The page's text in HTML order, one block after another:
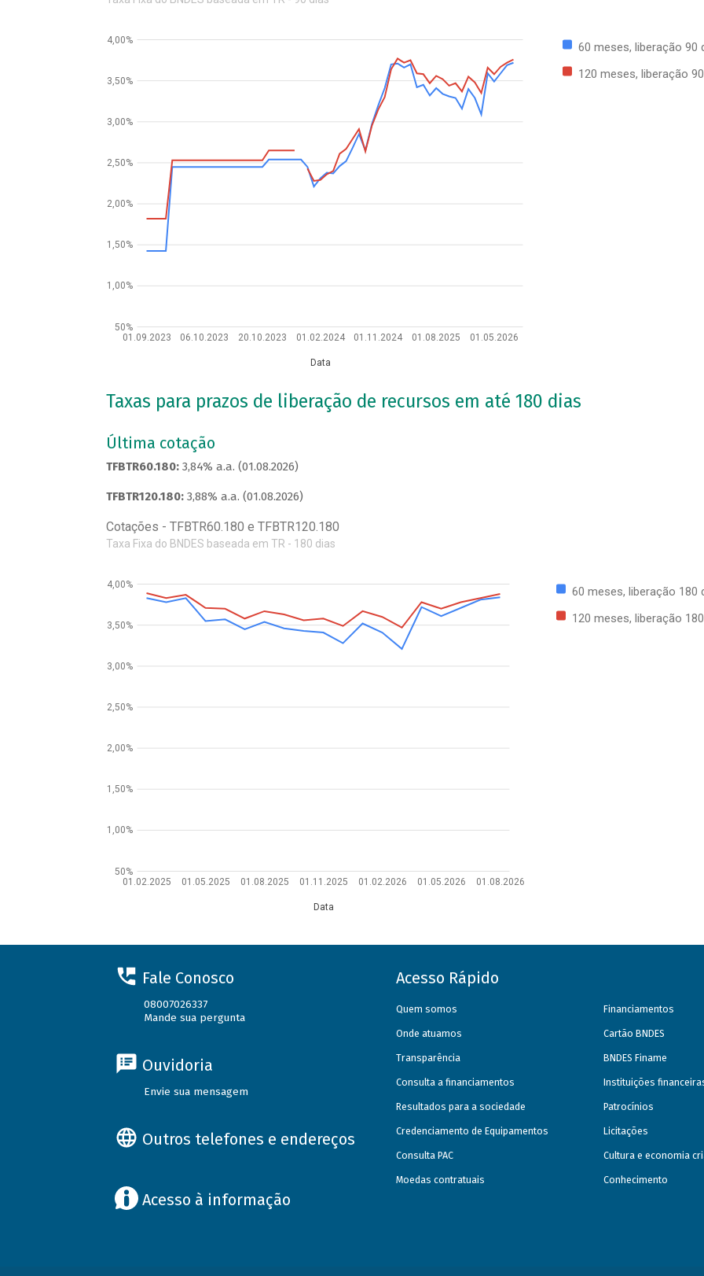
60 meses, liberação 90
120 meses, liberação
01.09.2023 06.10.2023 20.10.2023 01.02.2024 01.11.2024 01.08.2025 01.05.2026
Data
50%
1,00%
1,50%
2,00%
2,50%
3,00%
3,50%
4,00%
Taxas para prazos de liberação de recursos em até 180 dias
Última cotação
TFBTR60.180: 3,84% a.a. (01.08.2026)
TFBTR120.180: 3,88% a.a. (01.08.2026)
Cotações - TFBTR60.180 e TFBTR120.180
Taxa Fixa do BNDES baseada em TR - 180 dias
60 meses, liberação 180
120 meses, liberação
01.02.2025 01.05.2025 01.08.2025 01.11.2025 01.02.2026 01.05.2026 01.08.2026
Data
50%
1,00%
1,50%
2,00%
2,50%
3,00%
3,50%
4,00%
Fale Conosco
08007026337
Mande sua pergunta
Ouvidoria
Envie sua mensagem
Outros telefones e endereços
Acesso à informação
Acesso Rápido
Quem somos
Onde atuamos
Transparência
Consulta a financiamentos
Resultados para a sociedade
Credenciamento de Equipamentos
Consulta PAC
Moedas contratuais
Financiamentos
Cartão BNDES
BNDES Finame
Instituições
Patrocínios
Licitações
Cultura e economia
Conhecimento